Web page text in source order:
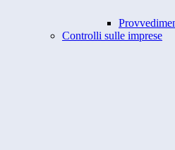
Controlli sulle imprese